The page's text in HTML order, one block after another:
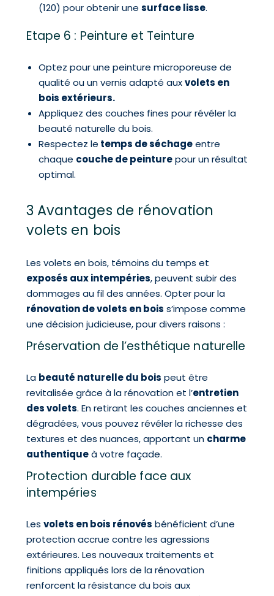
(120) pour obtenir une surface lisse.
Etape 6 : Peinture et Teinture
Optez pour une peinture microporeuse de
qualité ou un vernis adapté auxvolets en
bois extérieurs.
Appliquez des couches fines pour révéler la
beauté naturelle du bois.
Respectez le temps de séchageentre
chaque couche de peinturepour un résultat
optimal.
3 Avantages de rénovation
volets en bois
Les volets en bois, témoins du temps et
exposés aux intempéries, peuvent subir des
dommages au fil des années. Opter pour la
rénovation de volets en bois s’impose comme
une décision judicieuse, pour divers raisons :
Préservation de l’esthétique naturelle
La beauté naturelle du bois peut être
revitalisée grâce à la rénovation et l’entretien
des volets. En retirant les couches anciennes et
dégradées, vous pouvez révéler la richesse des
textures et des nuances, apportant un charme
authentiqueà votre façade.
Protection durable face aux
intempéries
Les volets en bois rénovés bénéficient d’une
protection accrue contre les agressions
extérieures. Les nouveaux traitements et
finitions appliqués lors de la rénovation
renforcent la résistance du bois aux